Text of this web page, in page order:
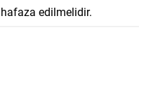
edilmelidir.